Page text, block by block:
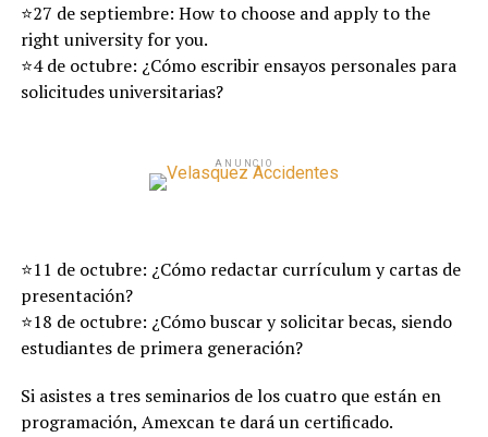
⭐27 de septiembre: How to choose and apply to the
right university for you.
⭐4 de octubre: ¿Cómo escribir ensayos personales para
solicitudes universitarias?
ANUNCIO
⭐11 de octubre: ¿Cómo redactar currículum y cartas de
presentación?
⭐18 de octubre: ¿Cómo buscar y solicitar becas, siendo
estudiantes de primera generación?
Si asistes a tres seminarios de los cuatro que están en
programación, Amexcan te dará un certificado.